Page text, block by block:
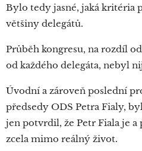
Bylo tedy jasné, jaká kritéria
většiny delegátů.
Průběh kongresu, na rozdíl
od každého delegáta, nebyl
Úvodní a zároveň poslední
předsedy ODS Petra Fialy,
jen potvrdil, že Petr Fiala je a
zcela mimo reálný život.